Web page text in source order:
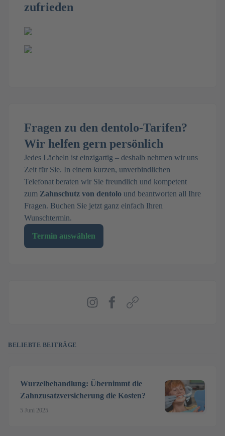
zufrieden
Fragen zu den dentolo-Tarifen?
Wir helfen gern persönlich
Jedes Lächeln ist einzigartig – deshalb nehmen wir uns
Zeit für Sie. In einem kurzen, unverbindlichen
Telefonat beraten wir Sie freundlich und kompetent
zum Zahnschutz von dentolo und beantworten all Ihre
Fragen. Buchen Sie jetzt ganz einfach Ihren
Wunschtermin.
Termin auswählen
BELIEBTE BEITRÄGE
Wurzelbehandlung: Übernimmt die
Zahnzusatzversicherung die Kosten?
5 Juni 2025